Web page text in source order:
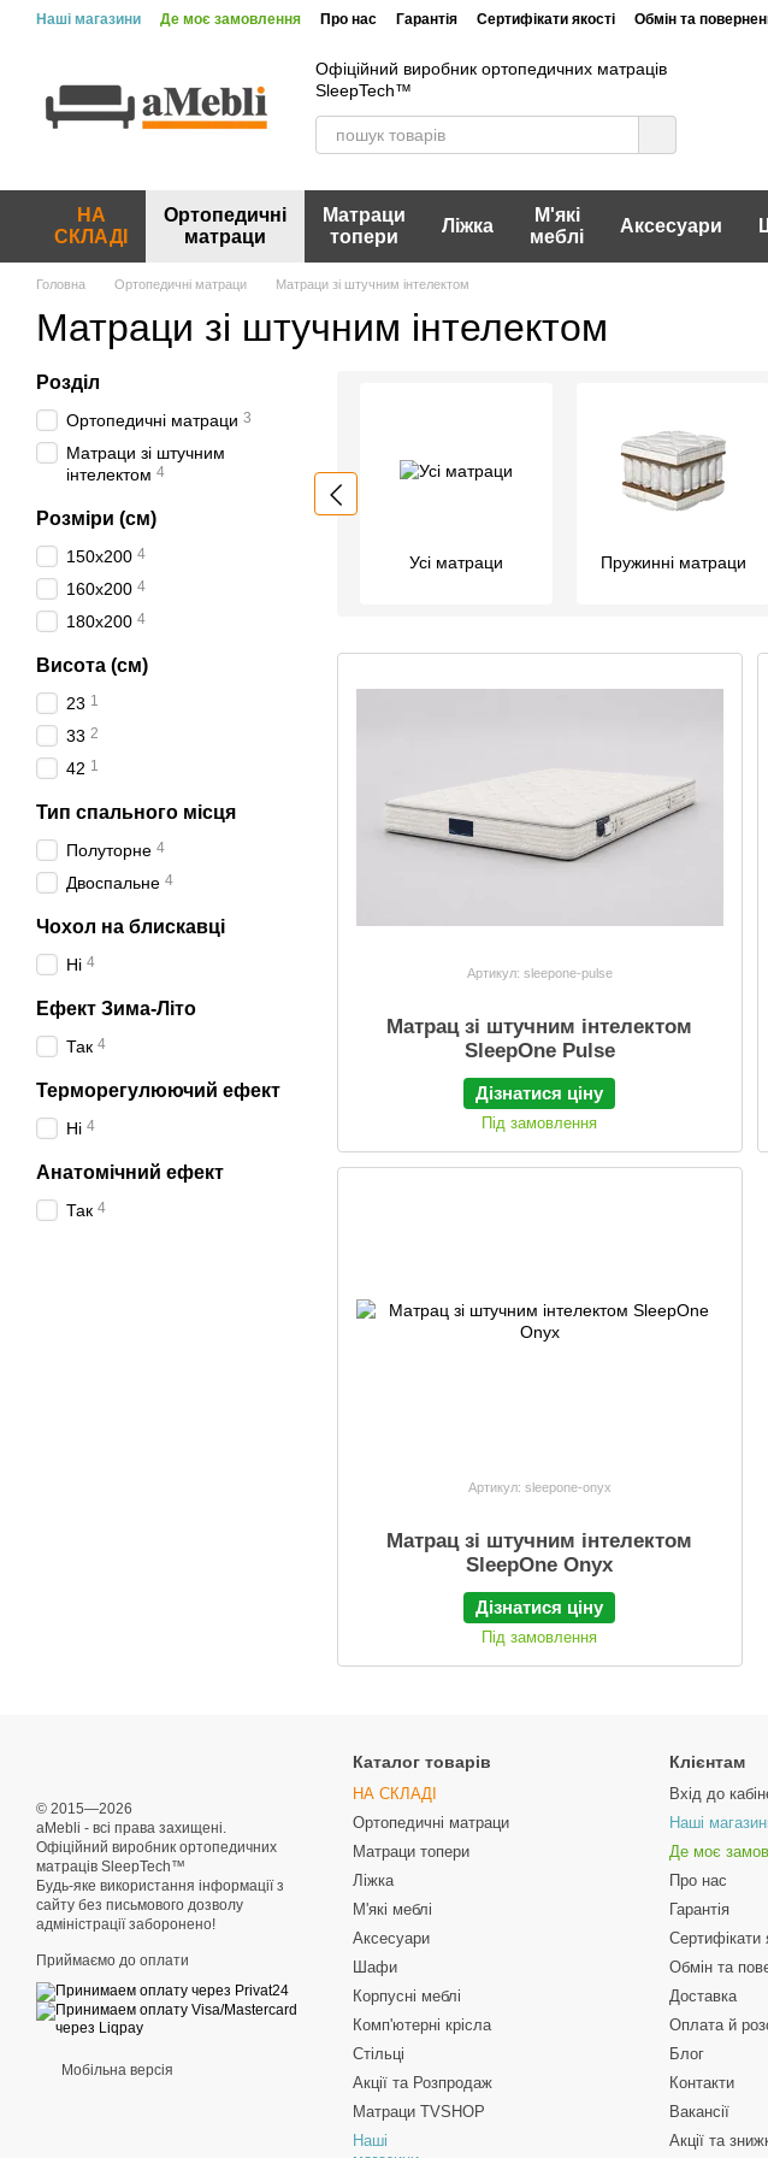
Перейти до основного контенту
Наші магазини Де моє замовлення Про нас Гарантія Сертифікати якості Обмін та
Офіційний виробник ортопедичних матраців
SleepTech™
НА
СКЛАДІ
Ортопедичні
матраци
Матраци
топери
Ліжка
М'які
меблі
Аксесуари
Головна Ортопедичні матраци Матраци зі штучним інтелектом
Матраци зі штучним інтелектом
Усі матраци Пружинні матраци
Артикул: sleepone-pulse
Матрац зі штучним інтелектом
SleepOne Pulse
Дізнатися ціну
Під замовлення
Артикул: sleepone-onyx
Матрац зі штучним інтелектом
SleepOne Onyx
Дізнатися ціну
Під замовлення
Розділ
Ортопедичні матраци 3
Матраци зі штучним
інтелектом 4
Розміри (см)
150x200 4
160x200 4
180x200 4
Висота (см)
23 1
33 2
42 1
Тип спального місця
Полуторне 4
Двоспальне 4
Чохол на блискавці
Ні 4
Ефект Зима-Літо
Так 4
Терморегулюючий ефект
Ні 4
Анатомічний ефект
Так 4
© 2015—2026
aMebli - всі права захищені.
Офіційний виробник ортопедичних
матраців SleepTech™
Будь-яке використання інформації з
сайту без письмового дозволу
адміністрації заборонено!
Приймаємо до оплати
Мобільна версія
Каталог товарів
НА СКЛАДІ
Ортопедичні матраци
Матраци топери
Ліжка
М'які меблі
Аксесуари
Шафи
Корпусні меблі
Комп'ютерні крісла
Стільці
Акції та Розпродаж
Матраци TVSHOP
Наші
Клієнтам
Вхід до
Наші
Де моє
Про нас
Гарантія
Сертифікати
Обмін та
Доставка
Оплата й
Блог
Контакти
Вакансії
Акції та